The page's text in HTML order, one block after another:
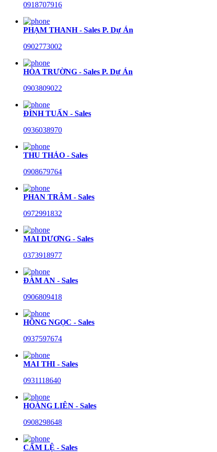
0918707916
PHẠM THANH - Sales P. Dự Án
0902773002
HÒA TRƯỜNG - Sales P. Dự Án
0903809022
ĐÌNH TUẤN - Sales
0936038970
THU THẢO - Sales
0908679764
PHAN TRÂM - Sales
0972991832
MAI DƯƠNG - Sales
0373918977
ĐÀM AN - Sales
0906809418
HỒNG NGỌC - Sales
0937597674
MAI THI - Sales
0931118640
HOÀNG LIÊN - Sales
0908298648
CẨM LỆ - Sales